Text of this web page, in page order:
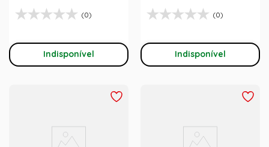
(0)
Indisponível
(0)
Indisponível